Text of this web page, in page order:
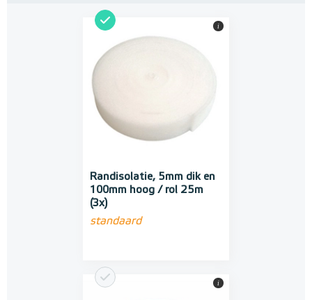
Randisolatie, 5mm dik en
100mm hoog / rol 25m
(3x)
standaard
i
i